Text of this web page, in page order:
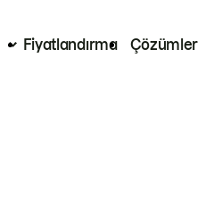
Fiyatlandırma Çözümler